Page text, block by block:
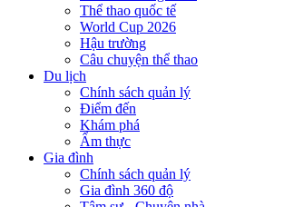
Thể thao quốc tế
World Cup 2026
Hậu trường
Câu chuyện thể thao
Du lịch
Chính sách quản lý
Điểm đến
Khám phá
Ẩm thực
Gia đình
Chính sách quản lý
Gia đình 360 độ